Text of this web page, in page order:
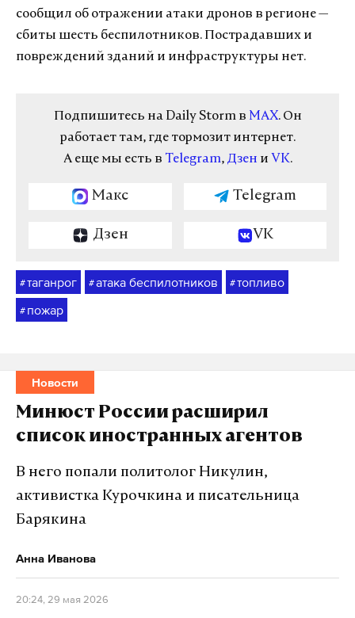
сообщил об отражении атаки дронов в регионе —
сбиты шесть беспилотников. Пострадавших и
повреждений зданий и инфраструктуры нет.
Подпишитесь на Daily Storm в MAX. Он
работает там, где тормозит интернет.
А еще мы есть в Telegram, Дзен и VK.
Макс Telegram
Дзен VK
#таганрог #атака беспилотников #топливо
# пожар
Новости
Минюст России расширил
список иностранных агентов
В него попали политолог Никулин,
активистка Курочкина и писательница
Барякина
Анна Иванова
20:24, 29 мая 2026